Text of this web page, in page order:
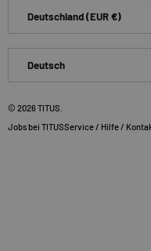
Deutschland (EUR €)
Deutsch
© 2026TITUS
Jobs bei TITUSService / Hilfe /